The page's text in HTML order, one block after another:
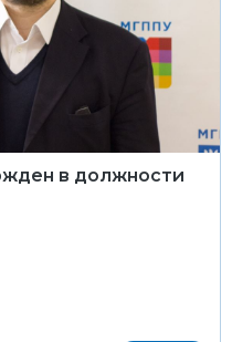
в должности